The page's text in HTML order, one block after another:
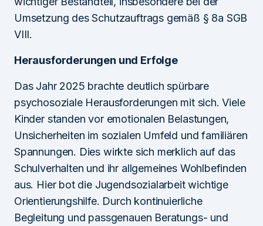
Umsetzung des Schutzauftrags gemäß § 8a SGB
VIII.
Herausforderungen und Erfolge
Das Jahr 2025 brachte deutlich spürbare
psychosoziale Herausforderungen mit sich. Viele
Kinder standen vor emotionalen Belastungen,
Unsicherheiten im sozialen Umfeld und familiären
Spannungen. Dies wirkte sich merklich auf das
Schulverhalten und ihr allgemeines Wohlbefinden
aus. Hier bot die Jugendsozialarbeit wichtige
Orientierungshilfe. Durch kontinuierliche
Begleitung und passgenauen Beratungs- und